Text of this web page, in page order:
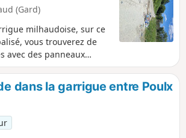
(Gard)
milhaudoise, sur ce
vous trouverez de
avec des panneaux
randonnée qui
dans la garrigue entre Poulx